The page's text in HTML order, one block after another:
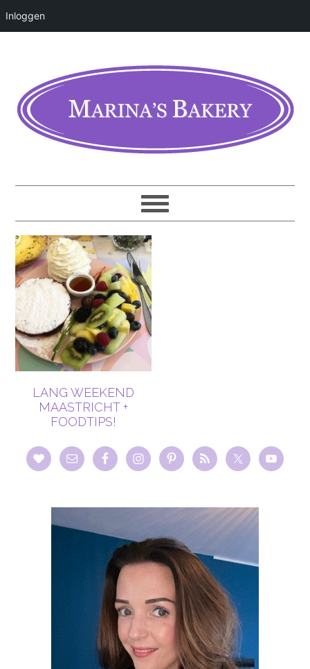
Inloggen
LANG WEEKEND
MAASTRICHT +
FOODTIPS!